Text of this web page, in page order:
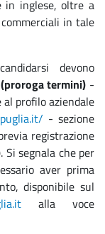
in inglese, oltre a
in tale
devono
termini) -
profilo aziendale
- sezione
registrazione
segnala che per
aver prima
disponibile sul
alla voce